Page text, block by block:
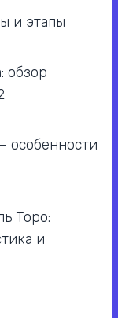
и этапы
обзор
особенности
Торо:
и